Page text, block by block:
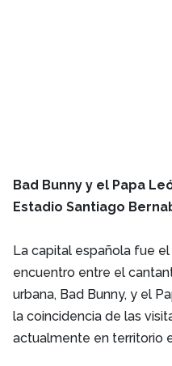
Bad Bunny y el Papa
Estadio Santiago
La capital española fue
encuentro entre el
urbana, Bad Bunny, y el
la coincidencia de las
actualmente en territorio